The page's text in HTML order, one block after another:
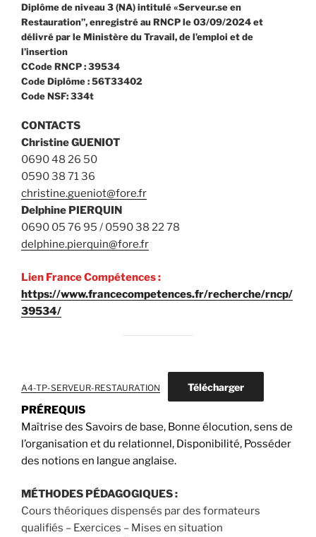
Diplôme de niveau 3 (NA) intitulé «Serveur.se en
Restauration”, enregistré au RNCP le 03/09/2024 et
délivré par le Ministère du Travail, de l’emploi et de
l’insertion
CCode RNCP : 39534
Code Diplôme : 56T33402
Code NSF: 334t
CONTACTS
Christine GUENIOT
0690 48 26 50
0590 38 71 36
christine.gueniot@fore.fr
Delphine PIERQUIN
0690 05 76 95 / 0590 38 22 78
delphine.pierquin@fore.fr
Lien France Compétences :
https://www.francecompetences.fr/recherche/rncp/
39534/
A4-TP-SERVEUR-RESTAURATION Télécharger
PRÉREQUIS
Maîtrise des Savoirs de base, Bonne élocution, sens de
l’organisation et du relationnel, Disponibilité, Posséder
des notions en langue anglaise.
MÉTHODES PÉDAGOGIQUES :
Cours théoriques dispensés par des formateurs
qualifiés – Exercices – Mises en situation